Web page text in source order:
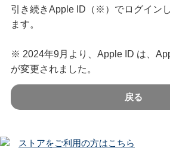
引き続きApple ID（※）でログイン
ます。
※ 2024年9月より、Apple ID は、
が変更されました。
戻る
ストアをご利用の方はこちら